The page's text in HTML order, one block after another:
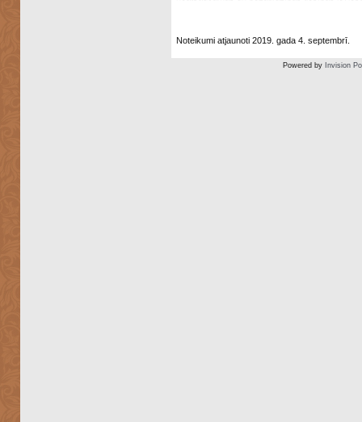
Noteikumi atjaunoti 2019. gada 4. septembrī.
Powered by Invision